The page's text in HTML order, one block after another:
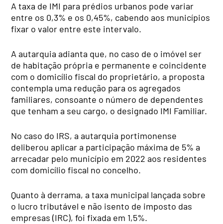
A taxa de IMI para prédios urbanos pode variar
entre os 0,3% e os 0,45%, cabendo aos municípios
fixar o valor entre este intervalo.
A autarquia adianta que, no caso de o imóvel ser
de habitação própria e permanente e coincidente
com o domicílio fiscal do proprietário, a proposta
contempla uma redução para os agregados
familiares, consoante o número de dependentes
que tenham a seu cargo, o designado IMI Familiar.
No caso do IRS, a autarquia portimonense
deliberou aplicar a participação máxima de 5% a
arrecadar pelo município em 2022 aos residentes
com domicílio fiscal no concelho.
Quanto à derrama, a taxa municipal lançada sobre
o lucro tributável e não isento de imposto das
empresas (IRC), foi fixada em 1,5%.